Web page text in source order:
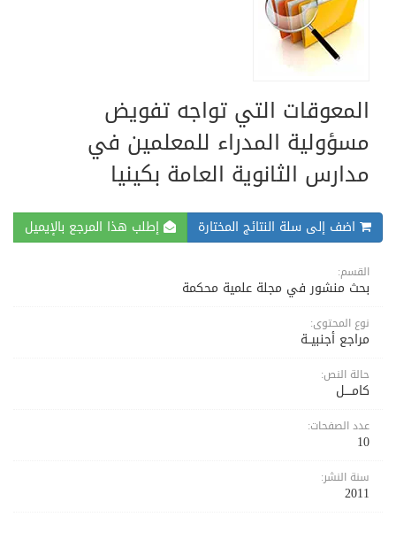
المعوقات التي تواجه تفويض
مسؤولية المدراء للمعلمين في
مدارس الثانوية العامة بكينيا
اضف إلى سلة النتائج المختارة إطلب هذا المرجع بالإيميل
القسم:
بحث منشور في مجلة علمية محكمة
نوع المحتوى:
مراجع أجنبيــة
حالة النص:
كامــــل
عدد الصفحات:
10
سنة النشر:
2011